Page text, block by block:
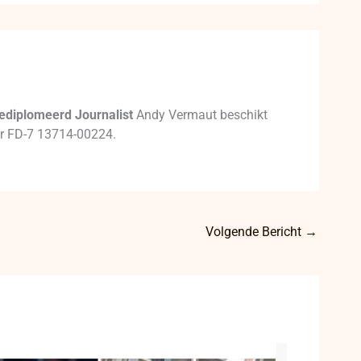
Journalist Andy Vermaut beschikt
FD-7 13714-00224.
Volgende Bericht →